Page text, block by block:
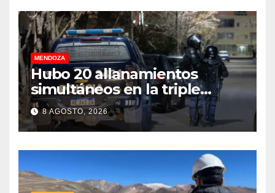
MENDOZA
Hubo 20 allanamientos
simultáneos en la triple
frontera de Luján, Maipú y
Godoy Cruz
8 AGOSTO, 2026